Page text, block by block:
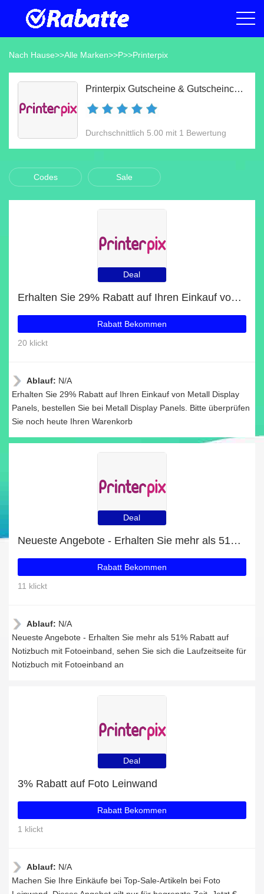
Nach Hause>>Alle Marken>>P>>Printerpix
Printerpix Gutscheine & Gutscheincodes Aug 2026
Durchschnittlich 5.00 mit 1 Bewertung
Codes Sale
Deal
Erhalten Sie 29% Rabatt auf Ihren Einkauf von Metall Display Panels
Rabatt Bekommen
20 klickt
Ablauf: N/A
Erhalten Sie 29% Rabatt auf Ihren Einkauf von Metall Display
Panels, bestellen Sie bei Metall Display Panels. Bitte überprüfen
Sie noch heute Ihren Warenkorb
Deal
Neueste Angebote - Erhalten Sie mehr als 51% Rabatt auf Notizbuch mit Fotoeinband
Rabatt Bekommen
11 klickt
Ablauf: N/A
Neueste Angebote - Erhalten Sie mehr als 51% Rabatt auf
Notizbuch mit Fotoeinband, sehen Sie sich die Laufzeitseite für
Notizbuch mit Fotoeinband an
Deal
3% Rabatt auf Foto Leinwand
Rabatt Bekommen
1 klickt
Ablauf: N/A
Machen Sie Ihre Einkäufe bei Top-Sale-Artikeln bei Foto